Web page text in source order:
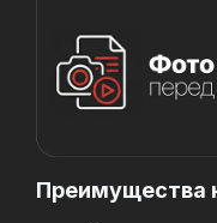
Преимущества